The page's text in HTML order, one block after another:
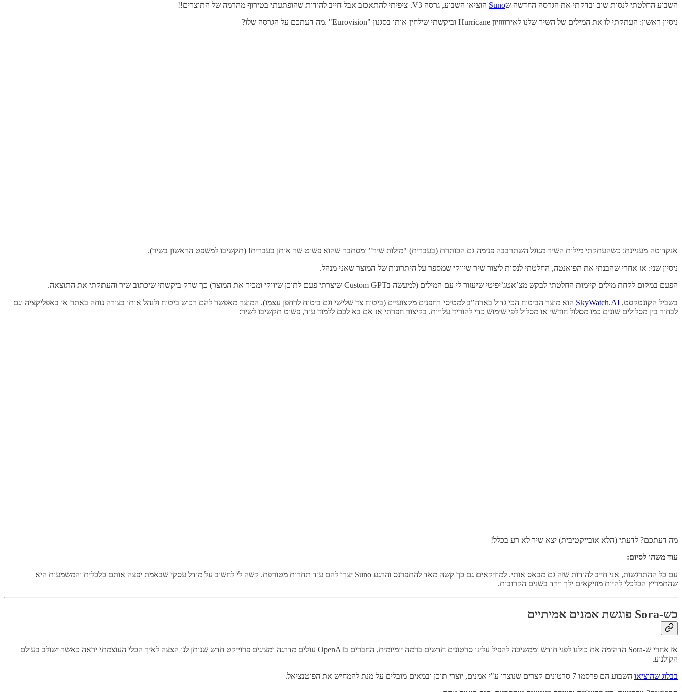
השבוע החלטתי לנסות שוב ובדקתי את הגרסה החדשה שSuno הוציאו השבוע, גרסה V3. ציפיתי להתאכזב אבל חייב להודות שהופתעתי בטירוף מהרמה של התוצרים!!
ניסיון ראשון: העתקתי לו את המילים של השיר שלנו לאירוווזיון Hurricane וביקשתי שילחין אותו בסגנון "Eurovision" .מה דעתכם על הגרסה שלו?
אנקדוטה מעניינת: כשהעתקתי מילות השיר מגוגל השתרבבה פנימה גם הכותרת (בעברית) "מילות שיר" ומסתבר שהוא פשוט שר אותן בעברית! (תקשיבו למשפט הראשון בשיר).
ניסיון שני: אז אחרי שהבנתי את הפואנטה, החלטתי לנסות ליצור שיר שיווקי שמספר על היתרונות של המוצר שאני מנהל.
הפעם במקום לקחת מילים קיימות החלטתי לבקש מצ’אטג’יפיטי שיעזור לי עם המילים (למעשה בCustom GPT שיצרתי פעם לתוכן שיווקי ומכיר את המוצר) כך שרק ביקשתי שיכתוב שיר והעתקתי את התוצאה.
בשביל הקונטקסט, SkyWatch.AI הוא מוצר הביטוח הכי גדול בארה”ב למטיסי רחפנים מקצועיים (ביטוח צד שלישי וגם ביטוח לרחפן עצמו). המוצר מאפשר להם רכוש ביטוח ולנהל אותו בצורה נוחה באתר או באפליקציה וגם
לבחור בין מסלולים שונים כמו מסלול חודשי או מסלול לפי שימוש כדי להוריד עלויות. בקיצור חפרתי אז אם בא לכם ללמוד עוד, פשוט תקשיבו לשיר:
מה דעתכם? לדעתי (הלא אובייקטיבית) יצא שיר לא רע בכלל!
עוד משהו לסיום:
עם כל ההתרגשות, אני חייב להודות שזה גם מבאס אותי. למוזיקאים גם כך קשה מאד להתפרנס והרגע Suno יצרו להם עוד תחרות מטורפת. קשה לי לחשוב על מודל עסקי שבאמת יפצה אותם כלכלית והמשמעות היא
שהתמריץ הכלכלי להיות מוזיקאים ילך וירד בשנים הקרובות.
כש-Sora פוגשת אמנים אמיתיים
אז אחרי ש-Sora הדהימה את כולנו לפני חודש וממשיכה להפיל עלינו סרטונים חדשים ברמה יומיומית, החברים בOpenAI עולים מדרגה ומציגים פרוייקט חדש שנותן לנו הצצה לאיך הכלי העוצמתי יראה כאשר ישולב בעולם
הקולנוע.
בבלוג שהוציאו השבוע הם פרסמו 7 סרטונים קצרים שנוצרו ע"י אמנים, יוצרי תוכן ובמאים מובלים על מנת להמחיש את הפוטנציאל.